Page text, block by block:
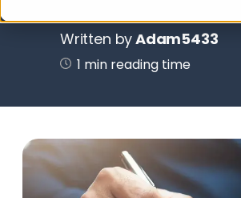
Written byAdam5433
1 min reading time